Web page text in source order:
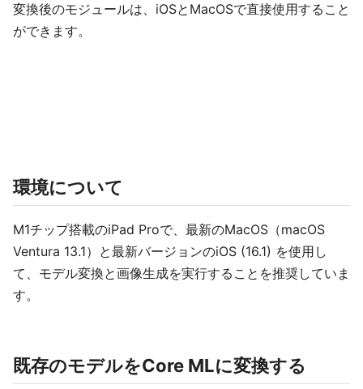
変換後のモジュールは、iOSとMacOSで直接使用すること
ができます。
環境について
M1チップ搭載のiPad Proで、最新のMacOS（macOS
Ventura 13.1）と最新バージョンのiOS (16.1) を使用し
て、モデル変換と画像生成を実行することを推奨していま
す。
既存のモデルをCore MLに変換する